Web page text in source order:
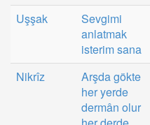
Uşşak
Sevgimi
anlatmak
isterim sana
Nikrîz
Arşda gökte
her yerde
dermân olur